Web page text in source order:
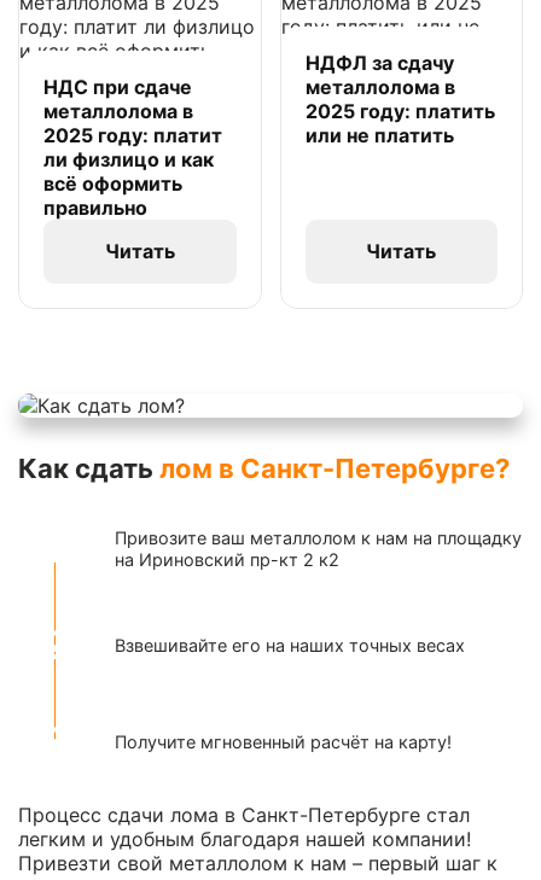
НДС при сдаче
металлолома в
2025 году: платит
ли физлицо и как
всё оформить
правильно
Читать
НДФЛ за сдачу
металлолома в
2025 году: платить
или не платить
Читать
Как сдать лом в Санкт-Петербурге?
Привозите ваш металлолом к нам на площадку
на Ириновский пр-кт 2 к2
Взвешивайте его на наших точных весах
Получите мгновенный расчёт на карту!
Процесс сдачи лома в Санкт-Петербурге стал
легким и удобным благодаря нашей компании!
Привезти свой металлолом к нам – первый шаг к